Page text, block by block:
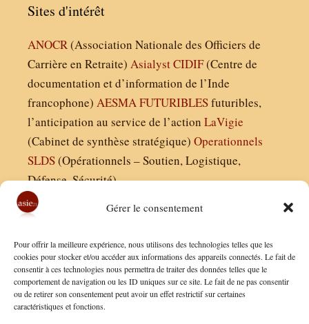
Gérer le consentement
Pour offrir la meilleure expérience, nous utilisons des technologies telles que les
cookies pour stocker et/ou accéder aux informations des appareils connectés. Le fait de
consentir à ces technologies nous permettra de traiter des données telles que le
comportement de navigation ou les ID uniques sur ce site. Le fait de ne pas consentir
ou de retirer son consentement peut avoir un effet restrictif sur certaines
caractéristiques et fonctions.
Sites d'intérêt
ANOCR(Association Nationale des Officiers de
Carrière en Retraite) AsialystCIDIF(Centre de
documentation et d’information de l’Inde
francophone) AESMAFUTURIBLESfuturibles,
l’anticipation au service de l’action LaVigie
(Cabinet de synthèse stratégique) Operationnels
SLDS(Opérationnels – Soutien, Logistique,
Défense, Sécurité)
Finaldées EURL
Siège social : 13 avenue Boudon, 75016, Paris
Nous contacter